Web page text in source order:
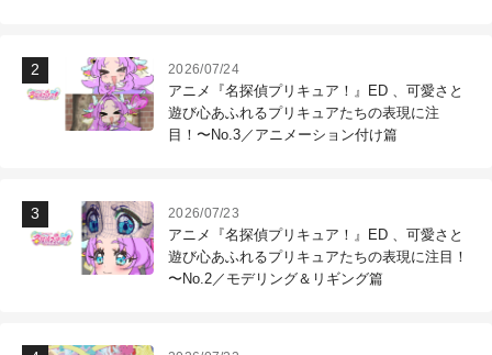
2026/07/24
アニメ『名探偵プリキュア！』ED 、可愛さと
遊び心あふれるプリキュアたちの表現に注
目！〜No.3／アニメーション付け篇
2026/07/23
アニメ『名探偵プリキュア！』ED 、可愛さと
遊び心あふれるプリキュアたちの表現に注目！
〜No.2／モデリング＆リギング篇